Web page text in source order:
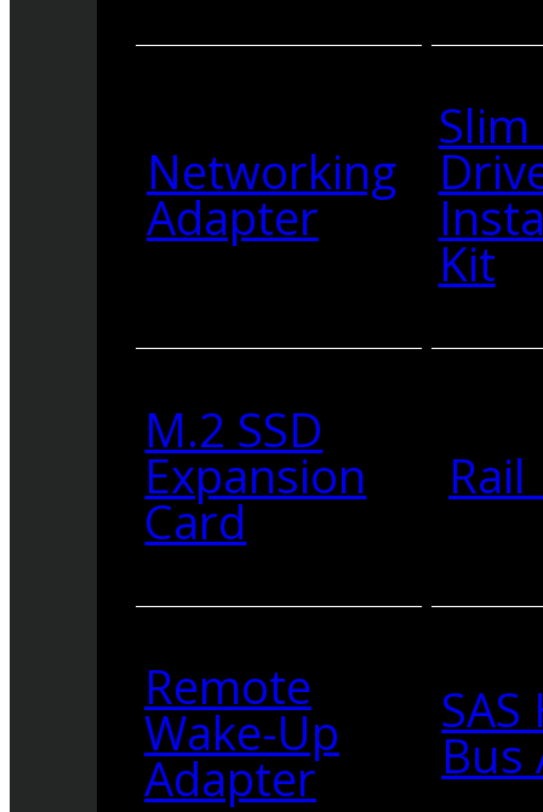
Networking
Adapter
Kit
M.2 SSD
Expansion
Card
Remote
Wake-Up
Adapter Bus